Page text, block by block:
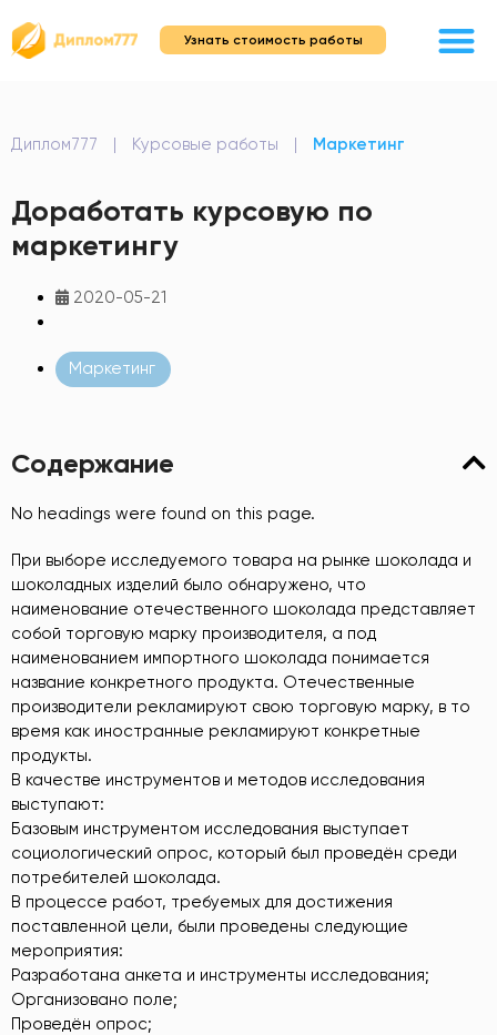
Узнать стоимость работы
Диплом777 | Курсовые работы | Маркетинг
Доработать курсовую по
маркетингу
2020-05-21
Маркетинг
Содержание
No headings were found on this page.
При выборе исследуемого товара на рынке шоколада и
шоколадных изделий было обнаружено, что
наименование отечественного шоколада представляет
собой торговую марку производителя, а под
наименованием импортного шоколада понимается
название конкретного продукта. Отечественные
производители рекламируют свою торговую марку, в то
время как иностранные рекламируют конкретные
продукты.
В качестве инструментов и методов исследования
выступают:
Базовым инструментом исследования выступает
социологический опрос, который был проведён среди
потребителей шоколада.
В процессе работ, требуемых для достижения
поставленной цели, были проведены следующие
мероприятия:
Разработана анкета и инструменты исследования;
Организовано поле;
Проведён опрос;